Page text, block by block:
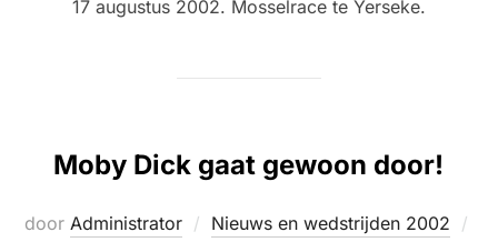
17 augustus 2002. Mosselrace te Yerseke.
Moby Dick gaat gewoon door!
door Administrator Nieuws en wedstrijden 2002